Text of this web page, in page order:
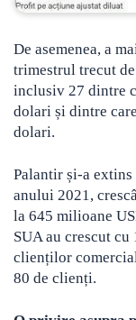
De asemenea, a
trimestrul trecut
inclusiv 27 dintre
dolari și dintre
dolari.
Palantir și-a
anului 2021,
la 645 milioane
SUA au crescut
clienților
80 de clienți.